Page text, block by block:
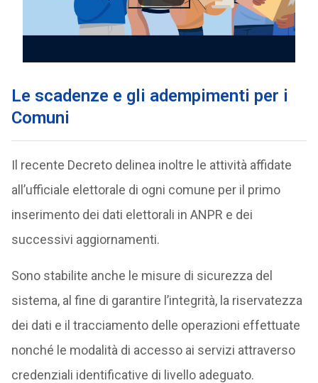
Le scadenze e gli adempimenti per i
Comuni
Il recente Decreto delinea inoltre le attività affidate
all’ufficiale elettorale di ogni comune per il primo
inserimento dei dati elettorali in ANPR e dei
successivi aggiornamenti.
Sono stabilite anche le misure di sicurezza del
sistema, al fine di garantire l’integrità, la riservatezza
dei dati e il tracciamento delle operazioni effettuate
nonché le modalità di accesso ai servizi attraverso
credenziali identificative di livello adeguato.